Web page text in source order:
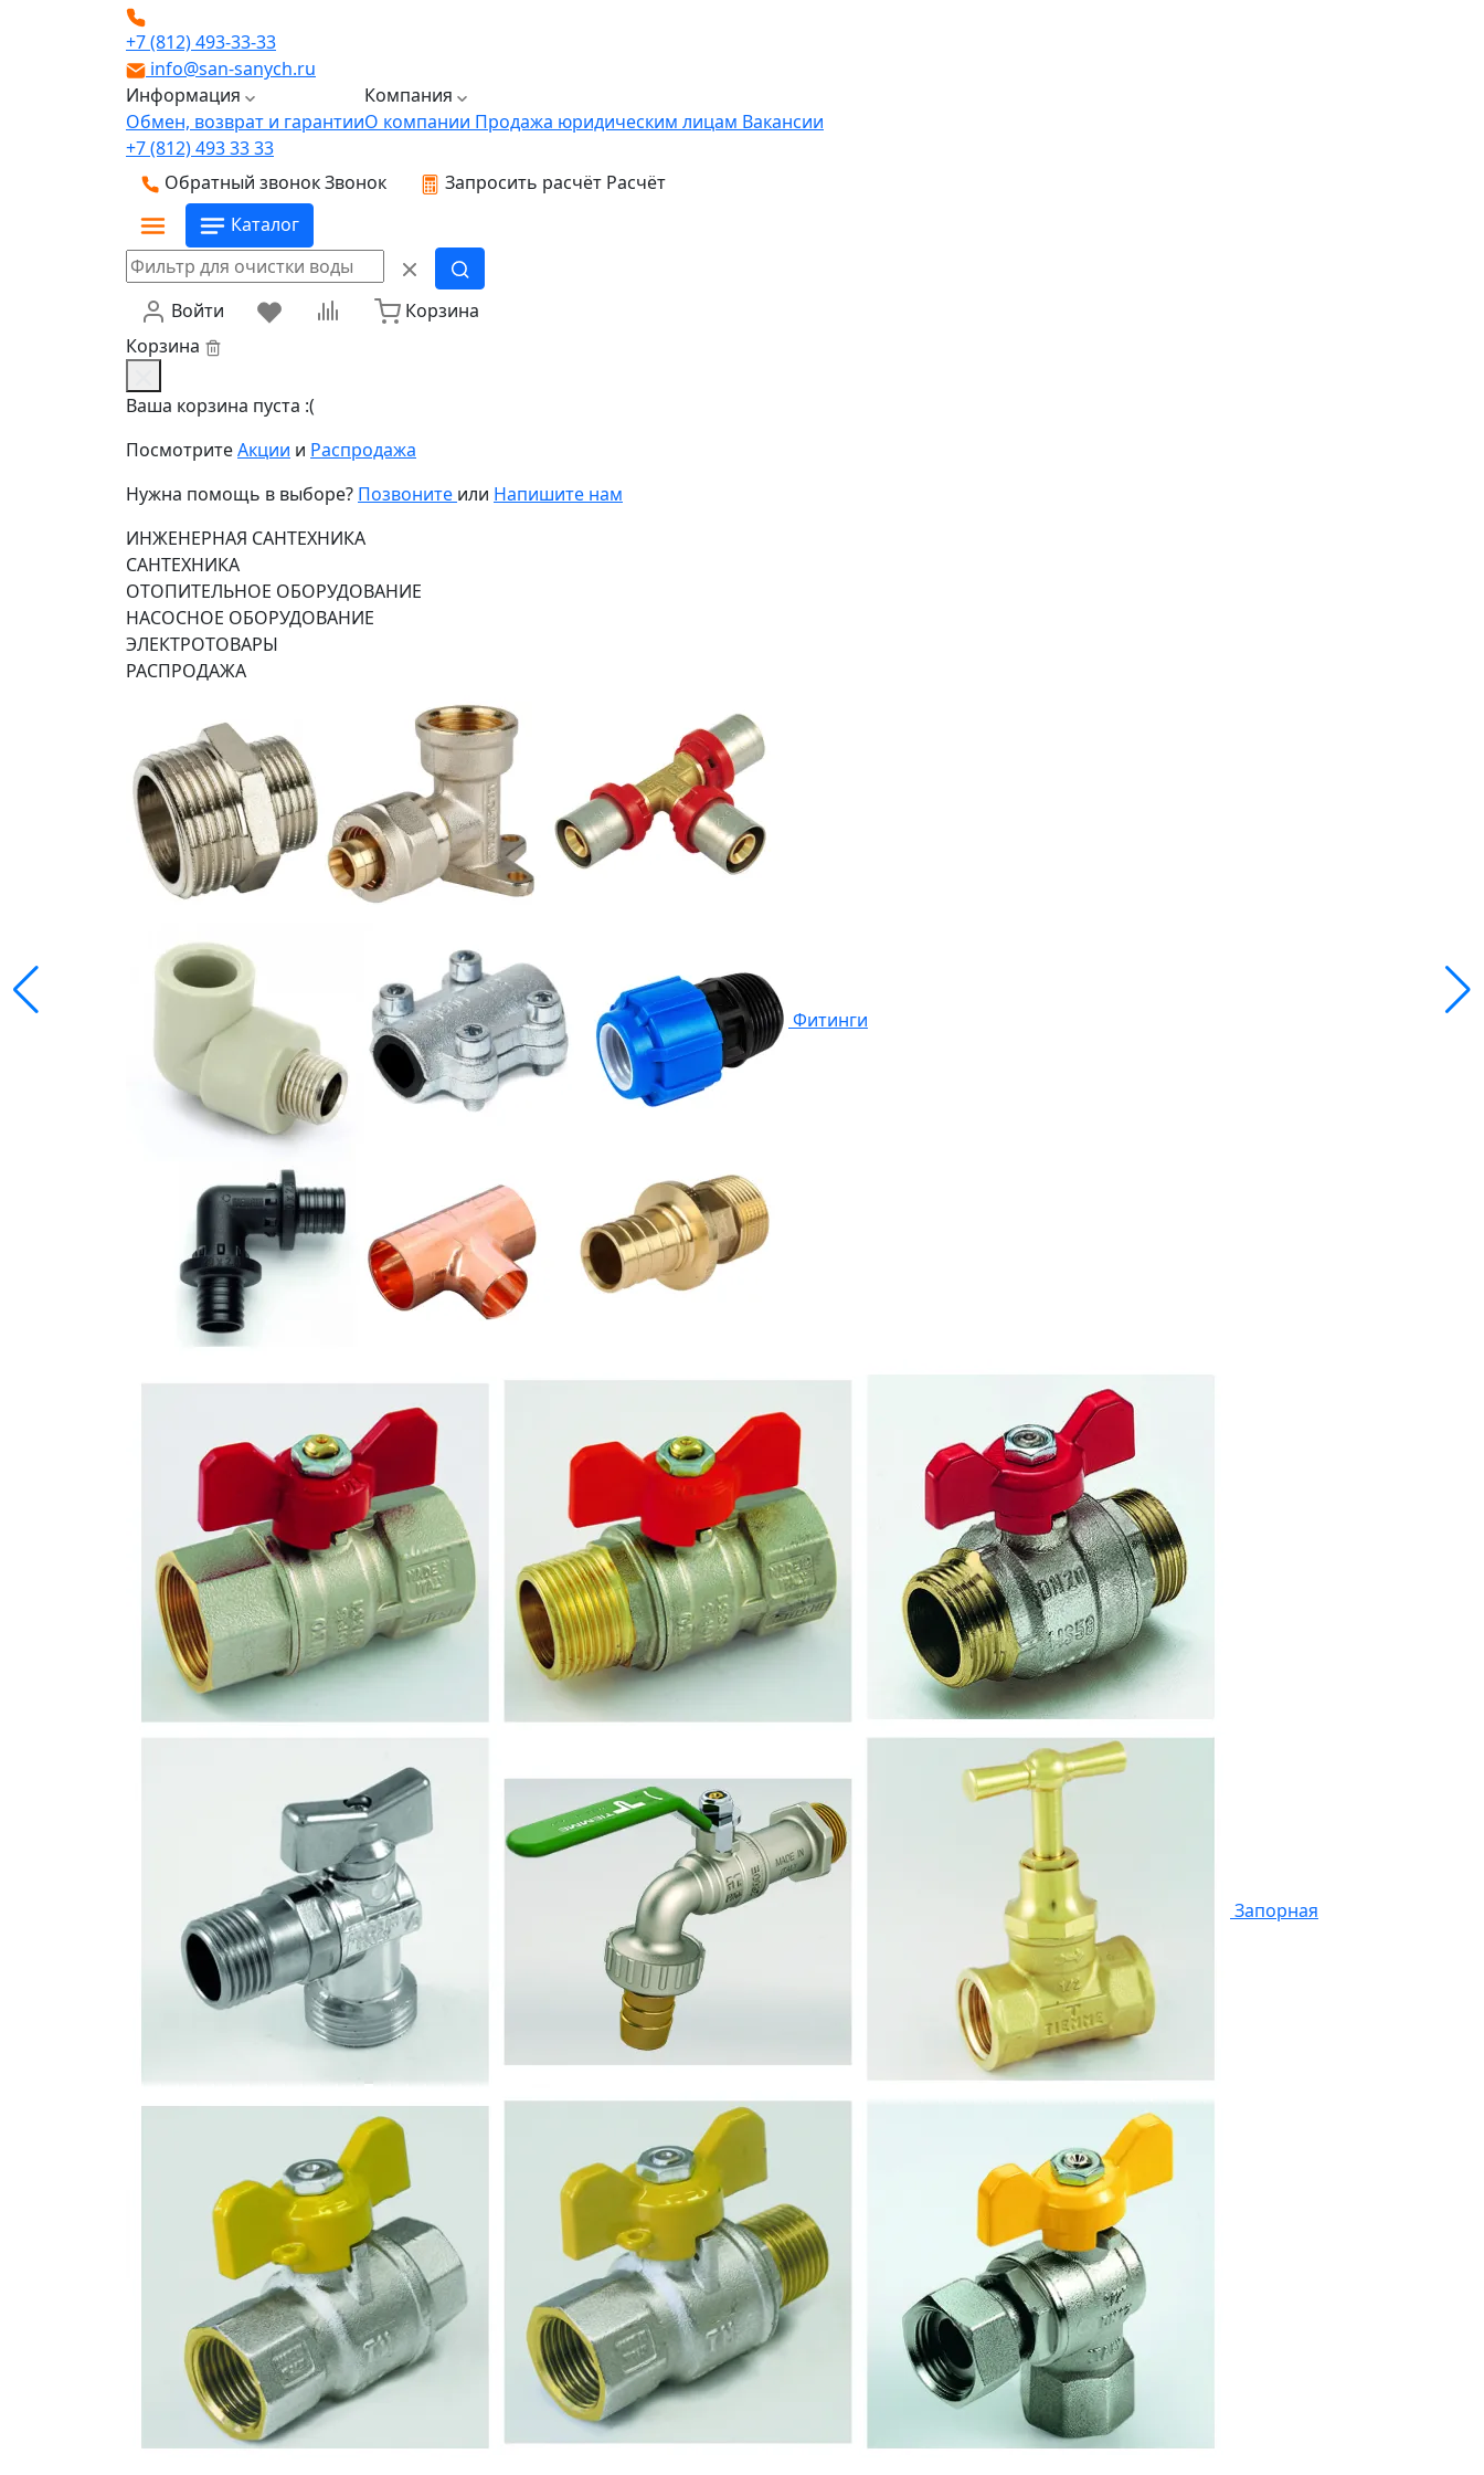
+7 (812) 493-33-33
info@san-sanych.ru
Информация
Обмен, возврат и гарантии
Компания
О компании Продажа юридическим лицам Вакансии
+7 (812) 493 33 33
Обратный звонокЗвонок Запросить расчёт Расчёт
Каталог
Войти
Корзина
Корзина
Ваша корзина пуста :(
ПосмотритеАкции и Распродажа
Нужна помощь в выборе? Позвоните или Напишите нам
ИНЖЕНЕРНАЯ САНТЕХНИКА
САНТЕХНИКА
ОТОПИТЕЛЬНОЕ ОБОРУДОВАНИЕ
НАСОСНОЕ ОБОРУДОВАНИЕ
ЭЛЕКТРОТОВАРЫ
РАСПРОДАЖА
Фитинги
Запорная